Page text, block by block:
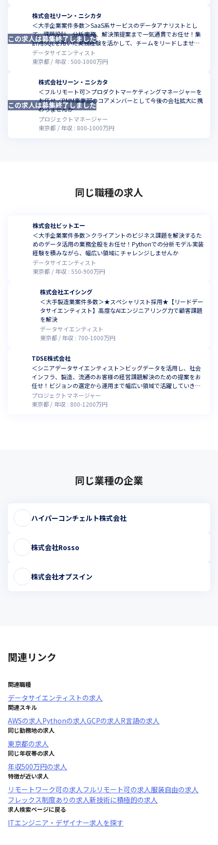
株式会社リーン・ニシカタ
＜大手企業案件多数＞SaaS系サービスのデータアナリストとし
て、課題設計、分析実務、解決策提案まで一気通貫でお任せ！集
計用SQLを用いた実務経験を活かして、チームをリードしません
か
データサイエンティスト
東京都
年収 : 500-1000万円
この求人は募集終了しました
株式会社リーン・ニシカタ
＜フルリモート可＞プロダクトマーケティングマネージャーを
お任せ／PMM事業部のコアメンバーとして今後の会社拡大に携
わりませんか
プロジェクトマネージャー
東京都
年収 : 800-1000万円
この求人は募集終了しました
同じ職種の求人
株式会社ビットエー
＜大手企業案件多数＞クライアントのビジネス課題を解決するた
めのデータ活用の業務全般をお任せ！Pythonでの分析モデル実装
経験を積みながら、幅広い領域にチャレンジしませんか
データサイエンティスト
東京都
年収 :550-900万円
株式会社エイシング
＜大手製造業案件多数＞★スペシャリスト採用★【リードデー
タサイエンティスト】高度なAIエンジニアリング力で顧客課題
を解決
データサイエンティスト
東京都
年収 : 700-1000万円
TDSE株式会社
＜シニアデータサイエンティスト＞ビッグデータを活用し、社会
インフラ、製造、流通のお客様の経営課題解決のための提案をお
任せ！ビジョンの選定から運用まで幅広い領域で活躍していきま
せんか
プロジェクトマネージャー
東京都
年収 : 800-1200万円
同じ業種の企業
ハイパーコンチェルト株式会社
株式会社Rosso
株式会社オプスイン
関連リンク
関連職種
データサイエンティストの求人
関連スキル
AWSの求人Pythonの求人GCPの求人R言語の求人
同じ勤務地の求人
東京都の求人
同じ年収帯の求人
年収500万円の求人
特徴が近い求人
リモートワーク可の求人フルリモート可の求人服装自由の求人
フレックス制度あり の求人新技術に積極的の求人
求人検索ページに戻る
ITエンジニア・デザイナー求人を探す